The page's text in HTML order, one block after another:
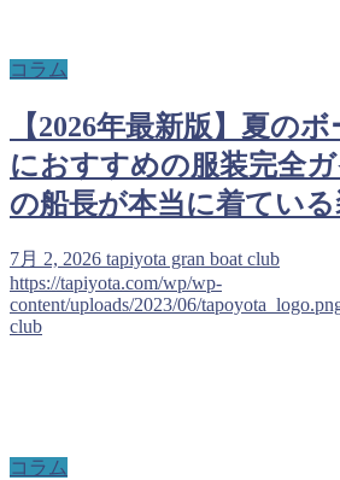
コラム
【2026年最新版】夏の
におすすめの服装完全
の船長が本当に着てい
7月 2, 2026 tapiyota gran boat club
https://tapiyota.com/wp/wp-
content/uploads/2023/06/
club
コラム